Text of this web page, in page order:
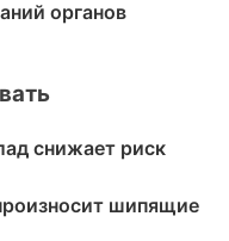
органов
снижает риск
шипящие